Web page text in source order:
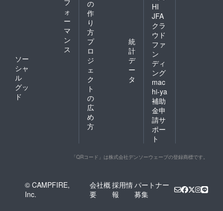
フ
ォ
ー
マ
ン
ス
ソー
シャ
ル
グッ
ド
の
作
り
方
プ
ロ
ジ
ェ
ク
ト
の
広
め
方
統
計
デ
ー
タ
HI
JFA
クラ
ウド
ファ
ン
ディ
ング
mac
hi-ya
補助
金申
請サ
ポー
ト
「QRコード」は株式会社デンソーウェーブの登録商標です。
© CAMPFIRE,
Inc.
会社概
要
採用情
報
パートナー
募集